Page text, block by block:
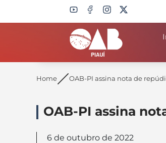
Search
Home OAB-PI assina nota de
OAB-PI assina
6 de outubro de 2022